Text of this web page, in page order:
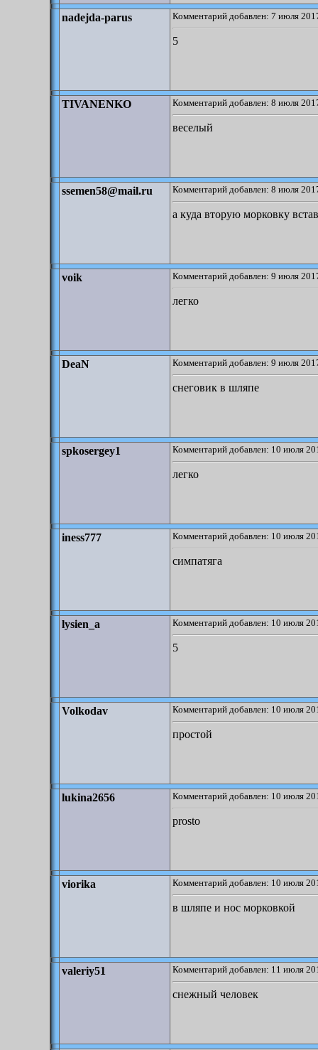
nadejda-parus Комментарий добавлен: 7 июля
5
TIVANENKO Комментарий добавлен: 8 июля
веселый
ssemen58@mail.ru Комментарий добавлен: 8 июля
а куда вторую морковку
voik Комментарий добавлен: 9 июля
легко
DeaN Комментарий добавлен: 9 июля
снеговик в шляпе
spkosergey1 Комментарий добавлен: 10 июля
легко
iness777 Комментарий добавлен: 10 июля
симпатяга
lysien_a Комментарий добавлен: 10 июля
5
Volkodav Комментарий добавлен: 10 июля
простой
lukina2656 Комментарий добавлен: 10 июля
prosto
viorika Комментарий добавлен: 10 июля
в шляпе и нос морковкой
valeriy51 Комментарий добавлен: 11 июля
снежный человек